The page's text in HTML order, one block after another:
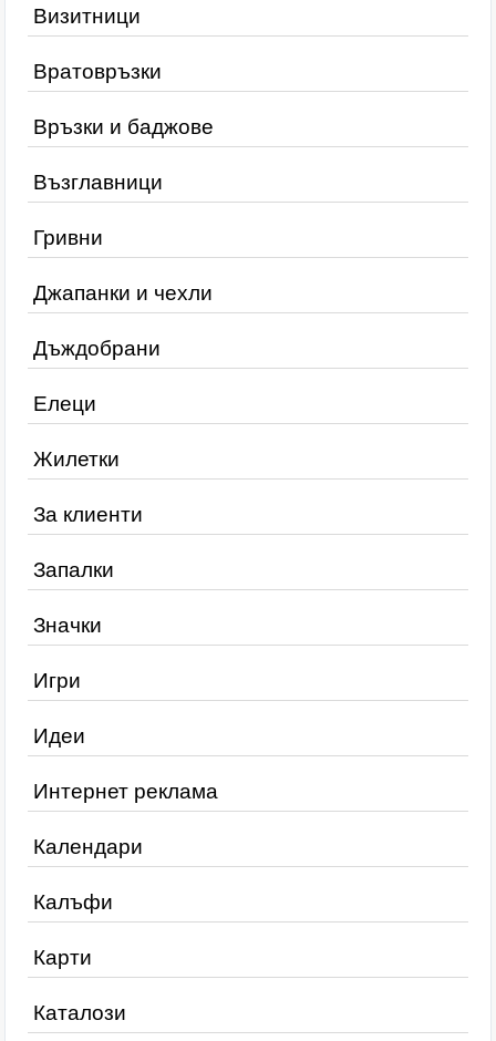
Визитници
Вратовръзки
Връзки и баджове
Възглавници
Гривни
Джапанки и чехли
Дъждобрани
Елеци
Жилетки
За клиенти
Запалки
Значки
Игри
Идеи
Интернет реклама
Календари
Калъфи
Карти
Каталози